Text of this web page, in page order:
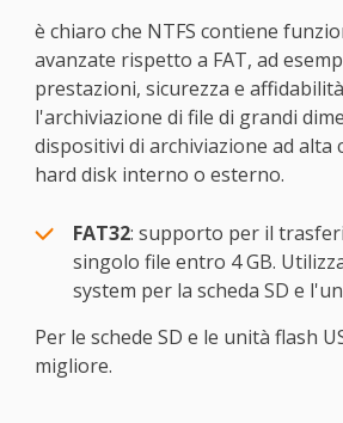
è chiaro che NTFS contiene
avanzate rispetto a FAT, ad
prestazioni, sicurezza e
l'archiviazione di file di grandi
dispositivi di archiviazione ad alta
hard disk interno o esterno.
FAT32: supporto per il
singolo file entro 4 GB.
system per la scheda SD e
Per le schede SD e le unità flash
migliore.